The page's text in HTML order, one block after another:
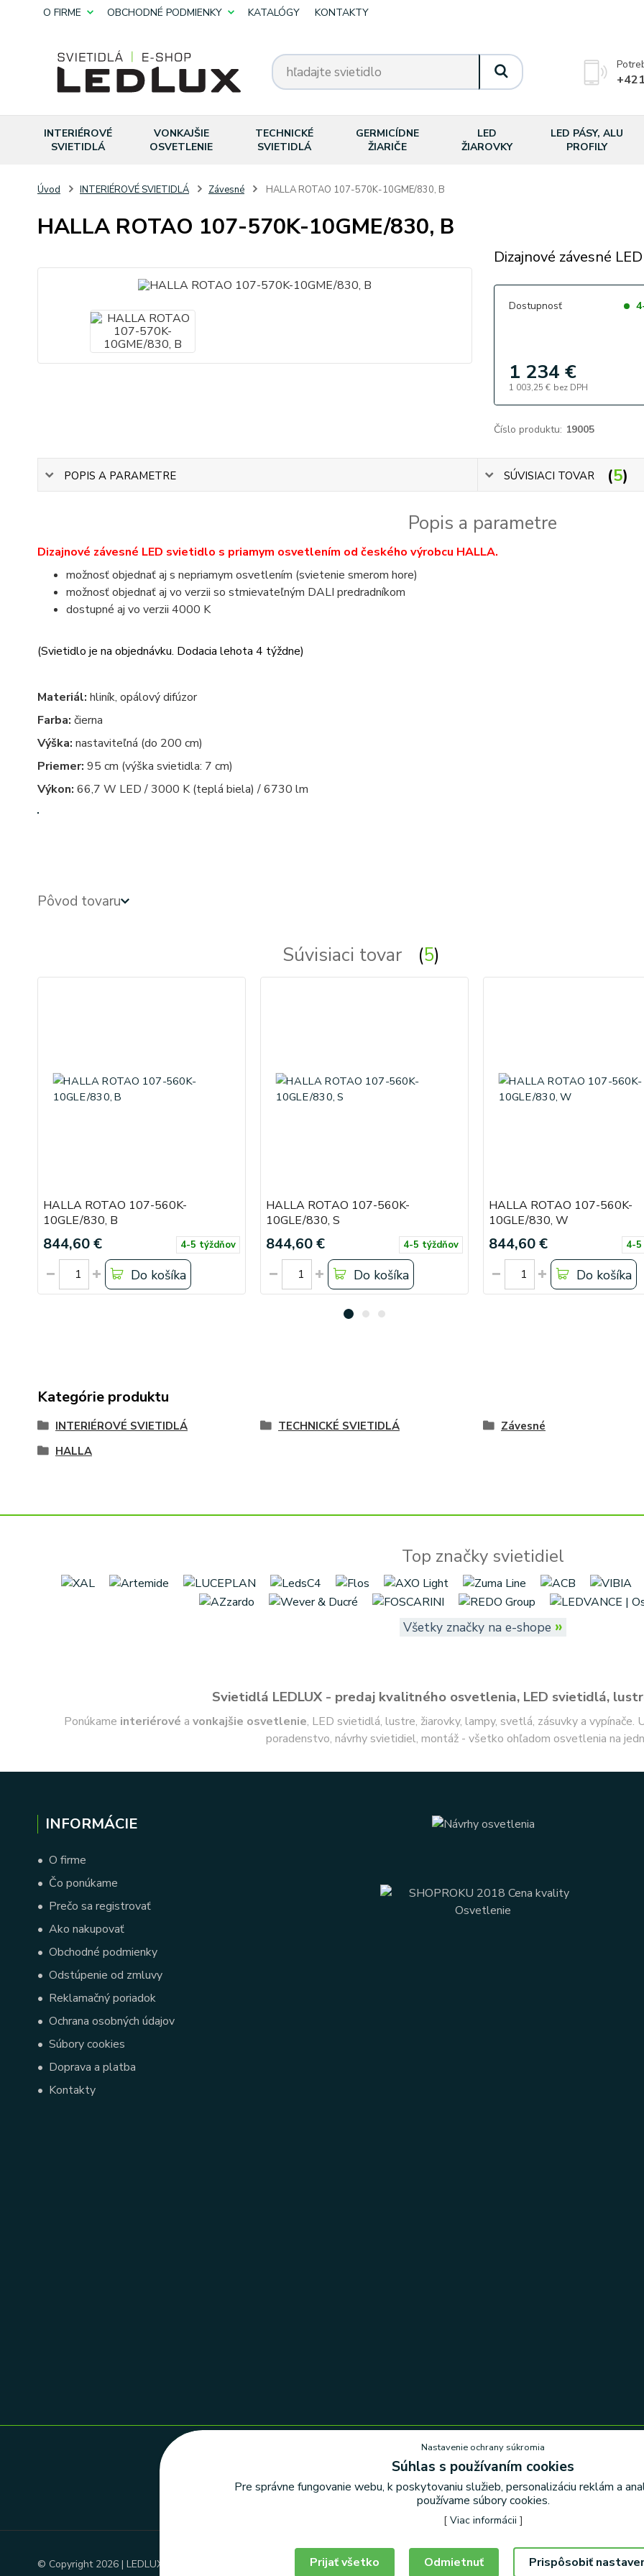
O FIRME OBCHODNÉ PODMIENKY KATALÓGY KONTAKTY
INTERIÉROVÉ
SVIETIDLÁ
VONKAJŠIE
OSVETLENIE
TECHNICKÉ
SVIETIDLÁ
GERMICÍDNE
ŽIARIČE
LED
ŽIAROVKY
LED PÁSY, ALU
PROFILY
Úvod INTERIÉROVÉ SVIETIDLÁ Závesné HALLA ROTAO 107-570K-10GME/830, B
HALLA ROTAO 107-570K-10GME/830, B
Dizajnové závesné
Dostupnosť
1 234 €
1 003,25 € bez DPH
Číslo produktu: 19005
POPIS A PARAMETRE SÚVISIACI TOVAR 5
Popis a parametre
Dizajnové závesné LED svietidlo s priamym osvetlením od českého výrobcu HALLA.
možnosť objednať aj s nepriamym osvetlením (svietenie smerom hore)
možnosť objednať aj vo verzii so stmievateľným DALI predradníkom
dostupné aj vo verzii 4000 K
(Svietidlo je na objednávku. Dodacia lehota 4 týždne)
Materiál: hliník, opálový difúzor
Farba: čierna
Výška: nastaviteľná (do 200 cm)
Priemer: 95 cm (výška svietidla: 7 cm)
Výkon: 66,7 W LED / 3000 K (teplá biela) / 6730 lm
Pôvod tovaru
Súvisiaci tovar 5
HALLA ROTAO 107-560K-
10GLE/830, B
844,60 € 4-5 týždňov
Do košíka
HALLA ROTAO 107-560K-
10GLE/830, S
844,60 € 4-5 týždňov
Do košíka
HALLA ROTAO 107-560K-
10GLE/830, W
844,60 € 4-
Do košíka
Kategórie produktu
INTERIÉROVÉ SVIETIDLÁ TECHNICKÉ SVIETIDLÁ Závesné
HALLA
Top značky svietidiel
Všetky značky na e-shope »
Svietidlá LEDLUX - predaj kvalitného osvetlenia, LED svietidlá,
Ponúkame interiérové a vonkajšie osvetlenie, LED svietidlá, lustre, žiarovky, lampy, svetlá, zásuvky a
poradenstvo, návrhy svietidiel, montáž - všetko ohľadom osvetlenia na
INFORMÁCIE
• O firme
• Čo ponúkame
• Prečo sa registrovať
• Ako nakupovať
• Obchodné podmienky
• Odstúpenie od zmluvy
• Reklamačný poriadok
• Ochrana osobných údajov
• Súbory cookies
• Doprava a platba
• Kontakty
Nastavenie ochrany súkromia
© Copyright 2026 | LEDLUX, s.r.o.
Nastavenie ochrany súkromia
Súhlas s používaním cookies
Pre správne fungovanie webu, k poskytovaniu služieb, personalizáciu reklám a
používame súbory cookies.
[ Viac informácii ]
Odmietnuť Prispôsobiť
Prijať všetko